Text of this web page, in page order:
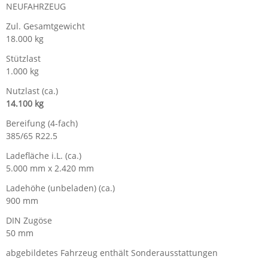
NEUFAHRZEUG
Zul. Gesamtgewicht
18.000 kg
Stützlast
1.000 kg
Nutzlast (ca.)
14.100 kg
Bereifung (4-fach)
385/65 R22.5
Ladefläche i.L. (ca.)
5.000 mm x 2.420 mm
Ladehöhe (unbeladen) (ca.)
900 mm
DIN Zugöse
50 mm
abgebildetes Fahrzeug enthält Sonderausstattungen